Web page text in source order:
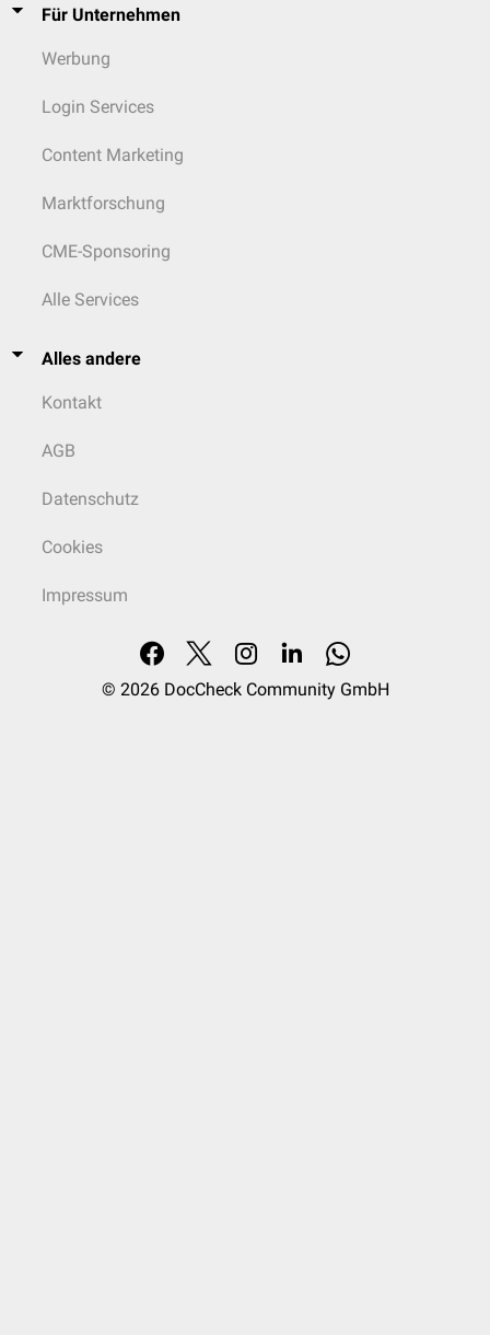
Für Unternehmen
Werbung
Login Services
Content Marketing
Marktforschung
CME-Sponsoring
Alle Services
Alles andere
Kontakt
AGB
Datenschutz
Cookies
Impressum
© 2026 DocCheck Community GmbH